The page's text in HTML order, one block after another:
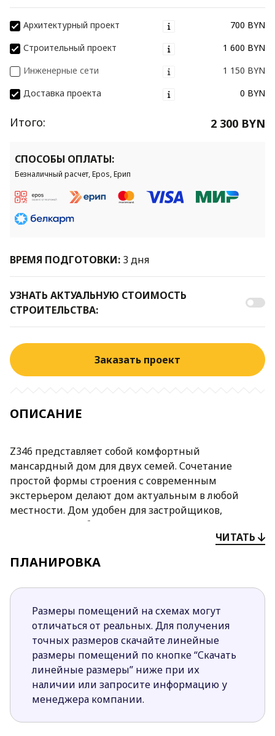
Архитектурный проект
700 BYN
Строительный проект
1 600 BYN
Инженерные сети
1 150 BYN
Доставка проекта
0 BYN
Итого: 2 300 BYN
СПОСОБЫ ОПЛАТЫ:
Безналичный расчет, Epos, Ерип
ВРЕМЯ ПОДГОТОВКИ: 3 дня
УЗНАТЬ АКТУАЛЬНУЮ СТОИМОСТЬ
СТРОИТЕЛЬСТВА:
Заказать проект
ОПИСАНИЕ
Z346 представляет собой комфортный
мансардный дом для двух семей. Сочетание
простой формы строения с современным
экстерьером делают дом актуальным в любой
местности. Дом удобен для застройщиков,
желающих, чтоб их пожилые родители проживали
Преимущества проекта Z346:
Отделка фасадов белой штукатуркой с
нескольких террас и большие окна делают
строение привлекательным, стильным и
элегантным. Выбор такого проекта
свидетельствует об изумительном вкусе
домочадцев.
Первый этаж в обеих частях дома
представляет собой дневную зону. Здесь
разместились кухня, гардеробная, столовая
ЧИТАТЬ
ПЛАНИРОВКА
Размеры помещений на схемах могут
отличаться от реальных. Для получения
точных размеров скачайте линейные
размеры помещений по кнопке “Скачать
линейные размеры” ниже при их
наличии или запросите информацию у
менеджера компании.